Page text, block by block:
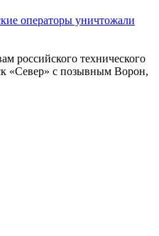
операторы уничтожали
российского технического
«Север» с позывным Ворон,